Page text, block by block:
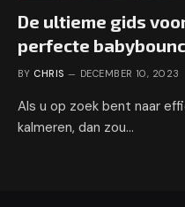
De ultieme gids
perfecte
BY CHRIS DECEMBER 10, 2023
Als u op zoek bent naar
kalmeren, dan zou…